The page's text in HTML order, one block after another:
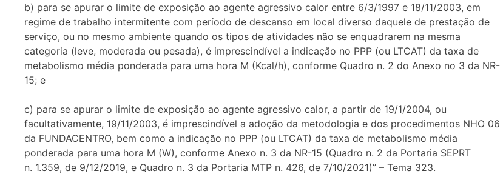
b) para se apurar o limite de exposição ao agente agressivo calor entre 6/3/1997 e 18/11/2003, em
regime de trabalho intermitente com período de descanso em local diverso daquele de prestação de
serviço, ou no mesmo ambiente quando os tipos de atividades não se enquadrarem na mesma
categoria (leve, moderada ou pesada), é imprescindível a indicação no PPP (ou LTCAT) da taxa de
metabolismo média ponderada para uma hora M (Kcal/h), conforme Quadro n. 2 do Anexo no 3 da NR-
15; e
c) para se apurar o limite de exposição ao agente agressivo calor, a partir de 19/1/2004, ou
facultativamente, 19/11/2003, é imprescindível a adoção da metodologia e dos procedimentos NHO 06
da FUNDACENTRO, bem como a indicação no PPP (ou LTCAT) da taxa de metabolismo média
ponderada para uma hora M (W), conforme Anexo n. 3 da NR-15 (Quadro n. 2 da Portaria SEPRT
n. 1.359, de 9/12/2019, e Quadro n. 3 da Portaria MTP n. 426, de 7/10/2021)” – Tema 323.